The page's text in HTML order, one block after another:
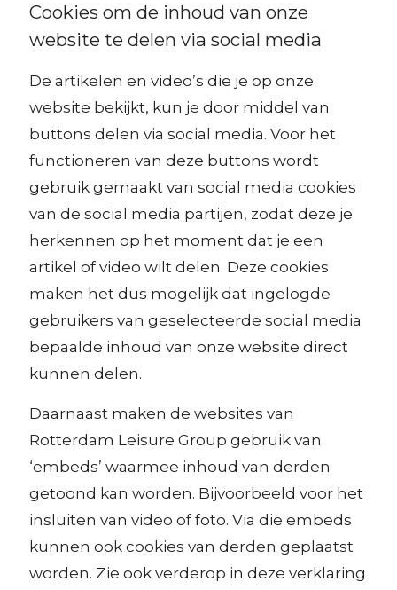
Cookies om de inhoud van onze
website te delen via social media
De artikelen en video’s die je op onze
website bekijkt, kun je door middel van
buttons delen via social media. Voor het
functioneren van deze buttons wordt
gebruik gemaakt van social media cookies
van de social media partijen, zodat deze je
herkennen op het moment dat je een
artikel of video wilt delen. Deze cookies
maken het dus mogelijk dat ingelogde
gebruikers van geselecteerde social media
bepaalde inhoud van onze website direct
kunnen delen.
Daarnaast maken de websites van
Rotterdam Leisure Group gebruik van
‘embeds’ waarmee inhoud van derden
getoond kan worden. Bijvoorbeeld voor het
insluiten van video of foto. Via die embeds
kunnen ook cookies van derden geplaatst
worden. Zie ook verderop in deze verklaring